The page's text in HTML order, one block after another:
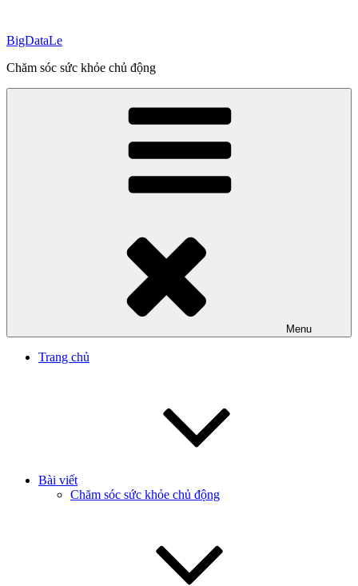
content
BigDataLe
Chăm sóc sức khỏe chủ động
Menu
Trang chủ
Bài viết
Chăm sóc sức khỏe chủ động